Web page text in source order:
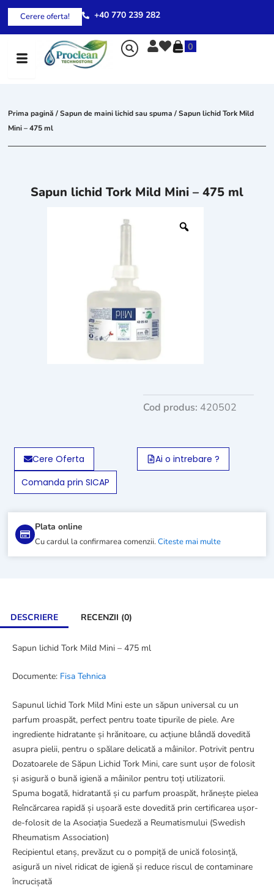
Skip
content
Cerere oferta! +40 770 239 282
0
Prima pagină /Sapun de maini lichid sau spuma / Sapun lichid Tork Mild
Mini – 475 ml
Plata online
Cu cardul la confirmarea comenzii.Citeste mai multe
Sapun lichid Tork Mild Mini – 475 ml
Cod produs: 420502
Cere Oferta
Ai o intrebare ?
Comanda prin SICAP
DESCRIERE RECENZII (0)
Sapun lichid Tork Mild Mini – 475 ml
Documente: Fisa Tehnica
Sapunul lichid Tork Mild Mini este un săpun universal cu un
parfum proaspăt, perfect pentru toate tipurile de piele. Are
ingrediente hidratante și hrănitoare, cu acțiune blândă dovedită
asupra pielii, pentru o spălare delicată a mâinilor. Potrivit pentru
Dozatoarele de Săpun Lichid Tork Mini, care sunt ușor de folosit
și asigură o bună igienă a mâinilor pentru toți utilizatorii.
Spuma bogată, hidratantă și cu parfum proaspăt, hrănește pielea
Reîncărcarea rapidă și ușoară este dovedită prin certificarea ușor-
de-folosit de la Asociația Suedeză a Reumatismului (Swedish
Rheumatism Association)
Recipientul etanș, prevăzut cu o pompiță de unică folosință,
asigură un nivel ridicat de igienă și reduce riscul de contaminare
încrucișată